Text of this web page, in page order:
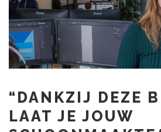
“DANKZIJ DEZE
LAAT JE JOUW